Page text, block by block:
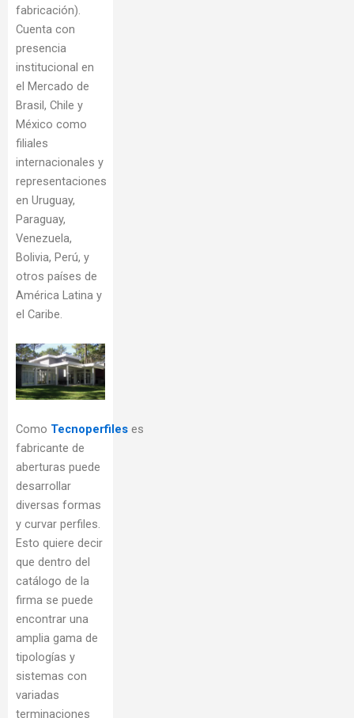
fabricación).
Cuenta con
presencia
institucional en
el Mercado de
Brasil, Chile y
México como
filiales
internacionales y
representaciones
en Uruguay,
Paraguay,
Venezuela,
Bolivia, Perú, y
otros países de
América Latina y
el Caribe.
Como Tecnoperfiles es
fabricante de
aberturas puede
desarrollar
diversas formas
y curvar perfiles.
Esto quiere decir
que dentro del
catálogo de la
firma se puede
encontrar una
amplia gama de
tipologías y
sistemas con
variadas
terminaciones